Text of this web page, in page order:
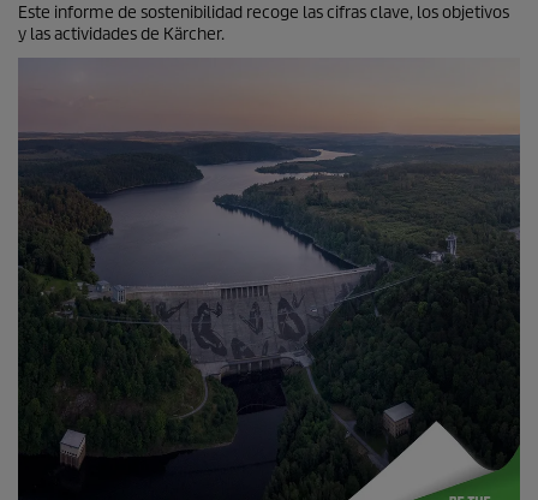
Este informe de sostenibilidad recoge las cifras clave, los objetivos
y las actividades de Kärcher.